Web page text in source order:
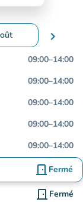
changer de
chevron_right
09:00–14:00
09:00–14:00
09:00–14:00
09:00–14:00
09:00–14:00
door_front Fermé
door_front Fermé